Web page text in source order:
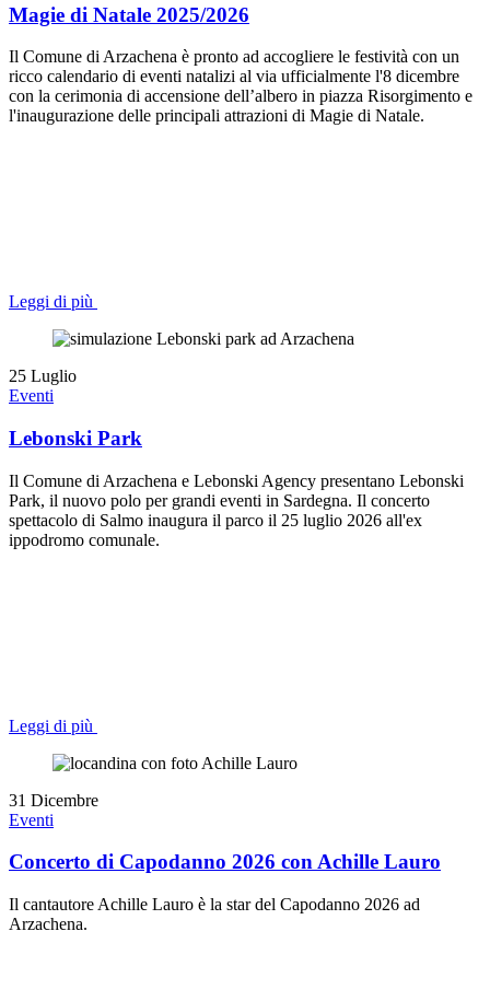
Magie di Natale 2025/2026
Il Comune di Arzachena è pronto ad accogliere le festività con un
ricco calendario di eventi natalizi al via ufficialmente l'8 dicembre
con la cerimonia di accensione dell’albero in piazza Risorgimento e
l'inaugurazione delle principali attrazioni di Magie di Natale.
Leggi di più
25 Luglio
Eventi
Lebonski Park
Il Comune di Arzachena e Lebonski Agency presentano Lebonski
Park, il nuovo polo per grandi eventi in Sardegna. Il concerto
spettacolo di Salmo inaugura il parco il 25 luglio 2026 all'ex
ippodromo comunale.
Leggi di più
31 Dicembre
Eventi
Concerto di Capodanno 2026 con Achille Lauro
Il cantautore Achille Lauro è la star del Capodanno 2026 ad
Arzachena.